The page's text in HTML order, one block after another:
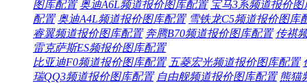
图库配置 奥迪A6L频道报价图库配置 宝马3系频道报价图
配置 奥迪A4L频道报价图库配置 雪铁龙C5频道报价图库
睿翼频道报价图库配置 奔腾B70频道报价图库配置 传祺
雷克萨斯ES频报价图库配置
比亚迪F0频道报价图库配置 五菱宏光频道报价图库配置
瑞QQ3频道报价图库配置 自由舰频道报价图库配置 熊猫